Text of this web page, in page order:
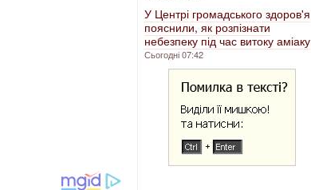
У Центрі громадського здоров'я
пояснили, як розпізнати
небезпеку під час витоку аміаку
Сьогодні 07:42